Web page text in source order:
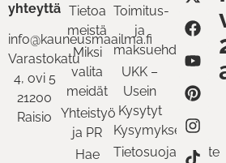
yhteyttä
info@kauneusmaailma.fi
Varastokatu
4, ovi 5
21200
Raisio
Tietoa
meistä
Miksi
valita
meidät
Yhteistyö
ja PR
Hae
Toimitus-
ja
maksuehdot
UKK –
Usein
Kysytyt
Kysymykset
Tietosuojaseloste